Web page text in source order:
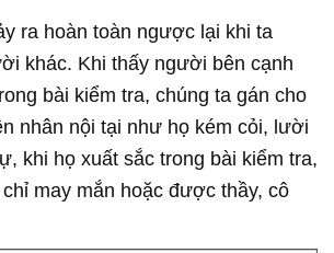
ra hoàn toàn ngược lại khi ta
khác. Khi thấy người bên cạnh
bài kiểm tra, chúng ta gán cho
nhân nội tại như họ kém cỏi, lười
khi họ xuất sắc trong bài kiểm tra,
may mắn hoặc được thầy, cô